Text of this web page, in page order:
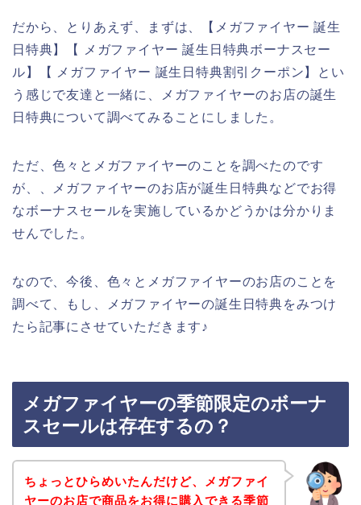
だから、とりあえず、まずは、【メガファイヤー 誕生
日特典】【 メガファイヤー 誕生日特典ボーナスセー
ル】【 メガファイヤー 誕生日特典割引クーポン】とい
う感じで友達と一緒に、メガファイヤーのお店の誕生
日特典について調べてみることにしました。
ただ、色々とメガファイヤーのことを調べたのです
が、、メガファイヤーのお店が誕生日特典などでお得
なボーナスセールを実施しているかどうかは分かりま
せんでした。
なので、今後、色々とメガファイヤーのお店のことを
調べて、もし、メガファイヤーの誕生日特典をみつけ
たら記事にさせていただきます♪
メガファイヤーの季節限定のボーナ
スセールは存在するの？
ちょっとひらめいたんだけど、メガファイ
ヤーのお店で商品をお得に購入できる季節